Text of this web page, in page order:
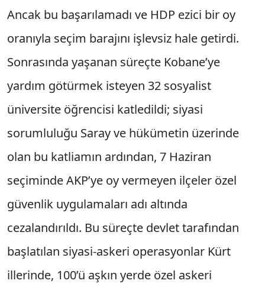
Ancak bu ba­şarılamadı ve HDP ezici bir oy
oranıyla seçim barajını işlevsiz hale getirdi.
Sonrasında yaşanan süreçte Kobane’ye
yardım götürmek isteyen 32 sosyalist
üniversite öğrencisi katledildi; siyasi
sorumluluğu Saray ve hükümetin üzerinde
olan bu katliamın ardından, 7 Haziran
seçiminde AKP’ye oy vermeyen ilçeler özel
güvenlik uy­gulamaları adı altında
cezalandırıldı. Bu süreçte devlet tarafından
başlatılan siyasi-askeri operas­yonlar Kürt
illerinde, 100’ü aşkın yerde özel as­keri